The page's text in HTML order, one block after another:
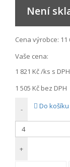
Není
Cena výrobce: 11
Vaše cena:
1 821 Kč/ks s
1 505 Kč bez DPH
-
+
Do košíku